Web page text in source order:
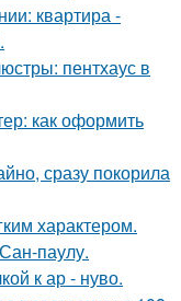
квартира -
пентхаус в
как оформить
сразу покорила
характером.
паулу.
к ар - нуво.